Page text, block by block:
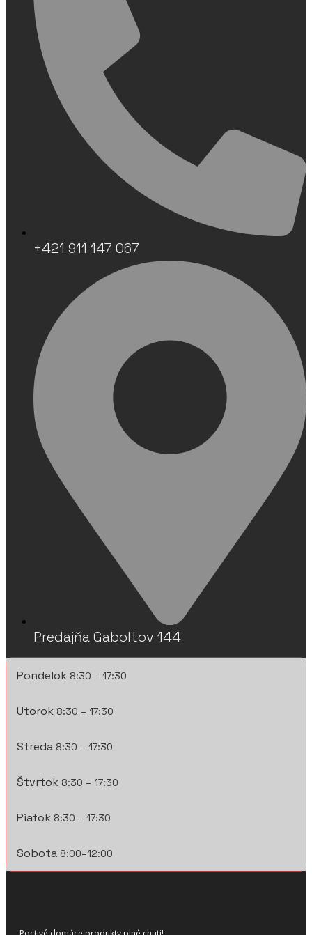
+421 911 147 067
Predajňa Gaboltov 144
Pondelok 8:30 – 17:30
Utorok 8:30 – 17:30
Streda 8:30 – 17:30
Štvrtok 8:30 – 17:30
Piatok 8:30 – 17:30
Sobota 8:00–12:00